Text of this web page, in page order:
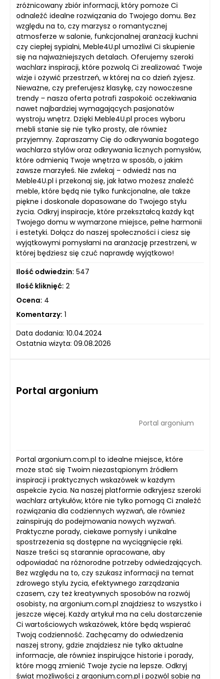
zróżnicowany zbiór informacji, który pomoże Ci
odnaleźć idealne rozwiązania do Twojego domu. Bez
względu na to, czy marzysz o romantycznej
atmosferze w salonie, funkcjonalnej aranżacji kuchni
czy ciepłej sypialni, Meble4U.pl umożliwi Ci skupienie
się na najważniejszych detalach. Oferujemy szeroki
wachlarz inspiracji, które pozwolą Ci zrealizować Twoje
wizje i ożywić przestrzeń, w której na co dzień żyjesz.
Nieważne, czy preferujesz klasykę, czy nowoczesne
trendy – nasza oferta potrafi zaspokoić oczekiwania
nawet najbardziej wymagających pasjonatów
wystroju wnętrz. Dzięki Meble4U.pl proces wyboru
mebli stanie się nie tylko prosty, ale również
przyjemny. Zapraszamy Cię do odkrywania bogatego
wachlarza stylów oraz odkrywania licznych pomysłów,
które odmienią Twoje wnętrza w sposób, o jakim
zawsze marzyłeś. Nie zwlekaj – odwiedź nas na
Meble4U.pl i przekonaj się, jak łatwo możesz znaleźć
meble, które będą nie tylko funkcjonalne, ale także
piękne i doskonale dopasowane do Twojego stylu
życia. Odkryj inspiracje, które przekształcą każdy kąt
Twojego domu w wymarzone miejsce, pełne harmonii
i estetyki. Dołącz do naszej społeczności i ciesz się
wyjątkowymi pomysłami na aranżację przestrzeni, w
której będziesz się czuć naprawdę wyjątkowo!
Ilość odwiedzin: 547
Ilość kliknięć: 2
Ocena: 4
Komentarzy: 1
Data dodania: 10.04.2024
Ostatnia wizyta: 09.08.2026
Portal argonium
Portal argonium
Portal argonium.com.pl to idealne miejsce, które
może stać się Twoim niezastąpionym źródłem
inspiracji i praktycznych wskazówek w każdym
aspekcie życia. Na naszej platformie odkryjesz szeroki
wachlarz artykułów, które nie tylko pomogą Ci znaleźć
rozwiązania dla codziennych wyzwań, ale również
zainspirują do podejmowania nowych wyzwań.
Praktyczne porady, ciekawe pomysły i unikalne
spostrzeżenia są dostępne na wyciągnięcie ręki.
Nasze treści są starannie opracowane, aby
odpowiadać na różnorodne potrzeby odwiedzających.
Bez względu na to, czy szukasz informacji na temat
zdrowego stylu życia, efektywnego zarządzania
czasem, czy też kreatywnych sposobów na rozwój
osobisty, na argonium.com.pl znajdziesz to wszystko i
jeszcze więcej. Każdy artykuł ma na celu dostarczenie
Ci wartościowych wskazówek, które będą wspierać
Twoją codzienność. Zachęcamy do odwiedzenia
naszej strony, gdzie znajdziesz nie tylko aktualne
informacje, ale również inspirujące historie i porady,
które mogą zmienić Twoje życie na lepsze. Odkryj
świat możliwości z argonium.com.pl i pozwól sobie na